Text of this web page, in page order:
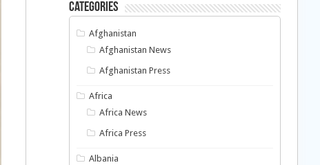
Categories
Afghanistan
Afghanistan News
Afghanistan Press
Africa
Africa News
Africa Press
Albania